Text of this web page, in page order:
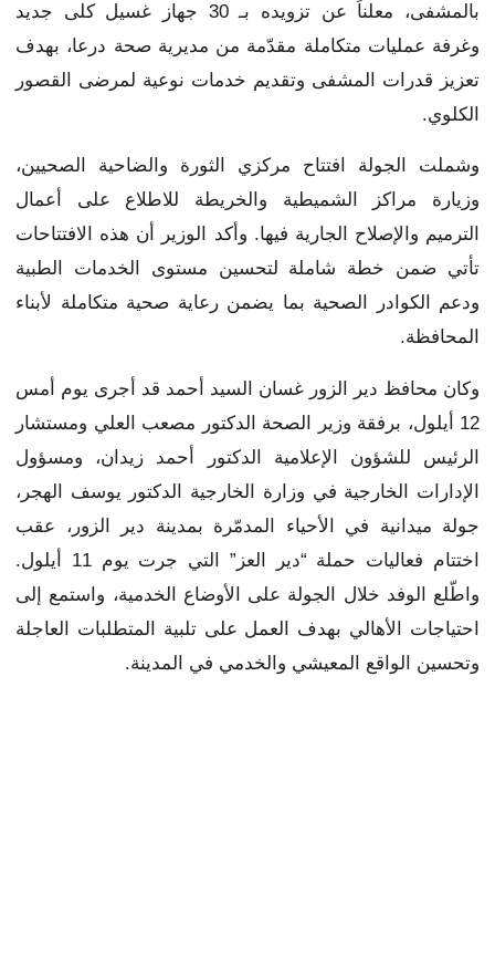
بالمشفى، معلناً عن تزويده بـ 30 جهاز غسيل كلى جديد
وغرفة عمليات متكاملة مقدّمة من مديرية صحة درعا، بهدف
تعزيز قدرات المشفى وتقديم خدمات نوعية لمرضى القصور
الكلوي.
وشملت الجولة افتتاح مركزي الثورة والضاحية الصحيين،
وزيارة مراكز الشميطية والخريطة للاطلاع على أعمال
الترميم والإصلاح الجارية فيها. وأكد الوزير أن هذه الافتتاحات
تأتي ضمن خطة شاملة لتحسين مستوى الخدمات الطبية
ودعم الكوادر الصحية بما يضمن رعاية صحية متكاملة لأبناء
المحافظة.
وكان محافظ دير الزور غسان السيد أحمد قد أجرى يوم أمس
12 أيلول، برفقة وزير الصحة الدكتور مصعب العلي ومستشار
الرئيس للشؤون الإعلامية الدكتور أحمد زيدان، ومسؤول
الإدارات الخارجية في وزارة الخارجية الدكتور يوسف الهجر،
جولة ميدانية في الأحياء المدمّرة بمدينة دير الزور، عقب
اختتام فعاليات حملة “دير العز” التي جرت يوم 11 أيلول.
واطّلع الوفد خلال الجولة على الأوضاع الخدمية، واستمع إلى
احتياجات الأهالي بهدف العمل على تلبية المتطلبات العاجلة
وتحسين الواقع المعيشي والخدمي في المدينة.